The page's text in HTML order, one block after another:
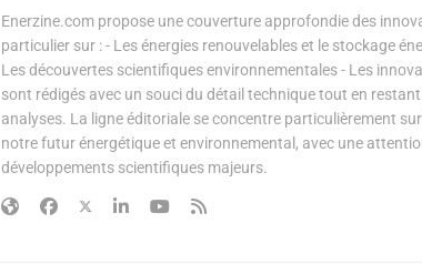
Enerzine.com propose une couverture approfondie des
particulier sur : - Les énergies renouvelables et le stockage
Les découvertes scientifiques environnementales - Les
sont rédigés avec un souci du détail technique tout en
analyses. La ligne éditoriale se concentre particulièrement
notre futur énergétique et environnemental, avec une
développements scientifiques majeurs.